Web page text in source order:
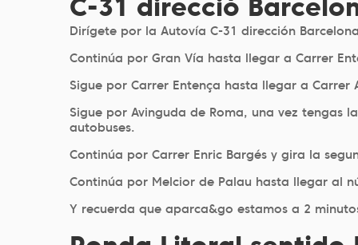
C-31 direcció
Dirígete por la Autovía C-31 dirección
Continúa por Gran Vía hasta llegar a Carrer
Sigue por Carrer Entença hasta llegar a
Sigue por Avinguda de Roma, una vez tengas
autobuses.
Continúa por Carrer Enric Bargés y gira la
Continúa por Melcior de Palau hasta llegar al
Y recuerda que aparca&go estamos a 2